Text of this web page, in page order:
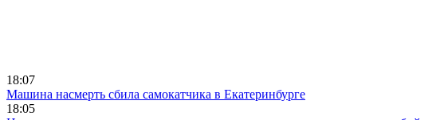
18:07
Машина насмерть сбила самокатчика в Екатеринбурге
18:05